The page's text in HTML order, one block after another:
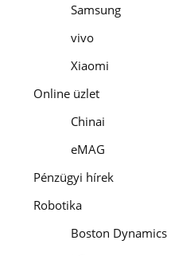
Samsung
vivo
Xiaomi
Online üzlet
Chinai
eMAG
Pénzügyi hírek
Robotika
Boston Dynamics